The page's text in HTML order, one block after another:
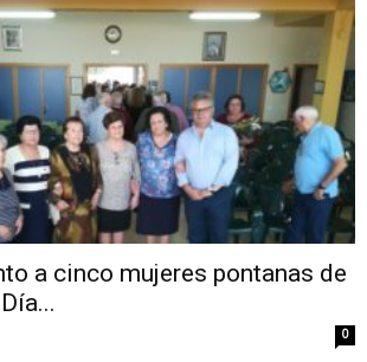
a cinco mujeres pontanas de
0